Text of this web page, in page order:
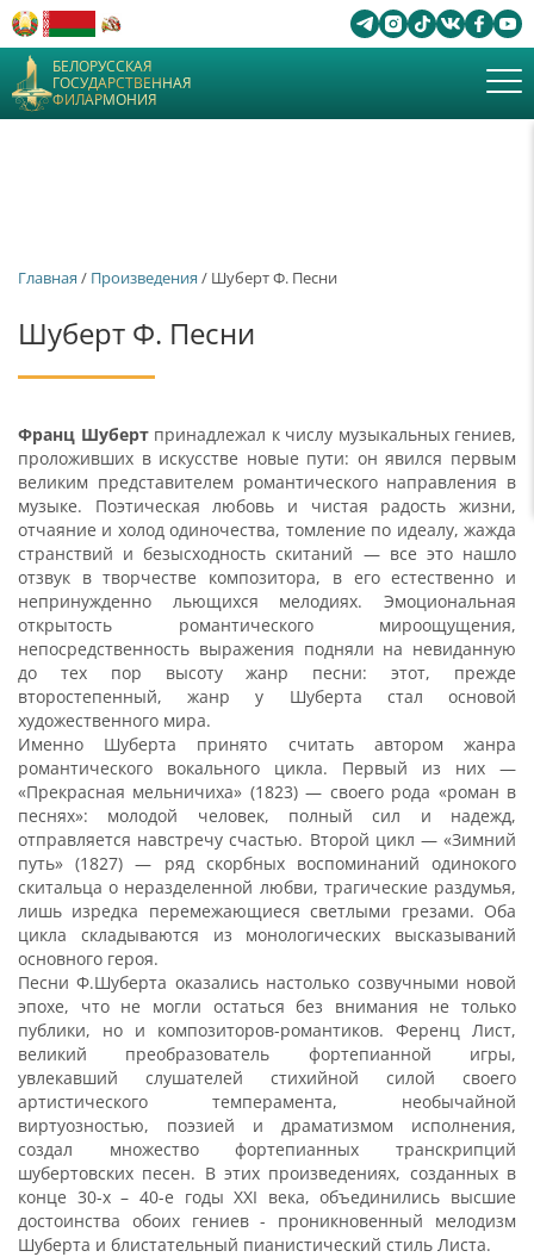
БЕЛОРУССКАЯ
ГОСУДАРСТВЕННАЯ
ФИЛАРМОНИЯ
Главная / Произведения / Шуберт Ф. Песни
Шуберт Ф. Песни
Франц Шубертпринадлежал к числу музыкальных гениев,
проложивших в искусстве новые пути: он явился первым
великим представителем романтического направления в
музыке. Поэтическая любовь и чистая радость жизни,
отчаяние и холод одиночества, томление по идеалу, жажда
странствий и безысходность скитаний — все это нашло
отзвук в творчестве композитора, в его естественно и
непринужденно льющихся мелодиях. Эмоциональная
открытость романтического мироощущения,
непосредственность выражения подняли на невиданную
до тех пор высоту жанр песни: этот, прежде
второстепенный, жанр у Шуберта стал основой
художественного мира.
Именно Шуберта принято считать автором жанра
романтического вокального цикла. Первый из них —
«Прекрасная мельничиха» (1823) — своего рода «роман в
песнях»: молодой человек, полный сил и надежд,
отправляется навстречу счастью. Второй цикл — «Зимний
путь» (1827) — ряд скорбных воспоминаний одинокого
скитальца о неразделенной любви, трагические раздумья,
лишь изредка перемежающиеся светлыми грезами. Оба
цикла складываются из монологических высказываний
основного героя.
Песни Ф.Шуберта оказались настолько созвучными новой
эпохе, что не могли остаться без внимания не только
публики, но и композиторов-романтиков. Ференц Лист,
великий преобразователь фортепианной игры,
увлекавший слушателей стихийной силой своего
артистического темперамента, необычайной
виртуозностью, поэзией и драматизмом исполнения,
создал множество фортепианных транскрипций
шубертовских песен. В этих произведениях, созданных в
конце 30-х – 40-е годы XXI века, объединились высшие
достоинства обоих гениев - проникновенный мелодизм
Шуберта и блистательный пианистический стиль Листа.